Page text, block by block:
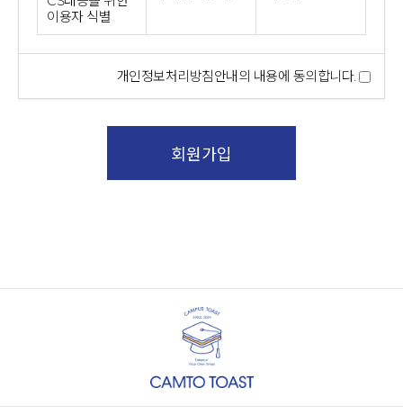
이용자 식별
개인정보처리방침안내의 내용에 동의합니다.